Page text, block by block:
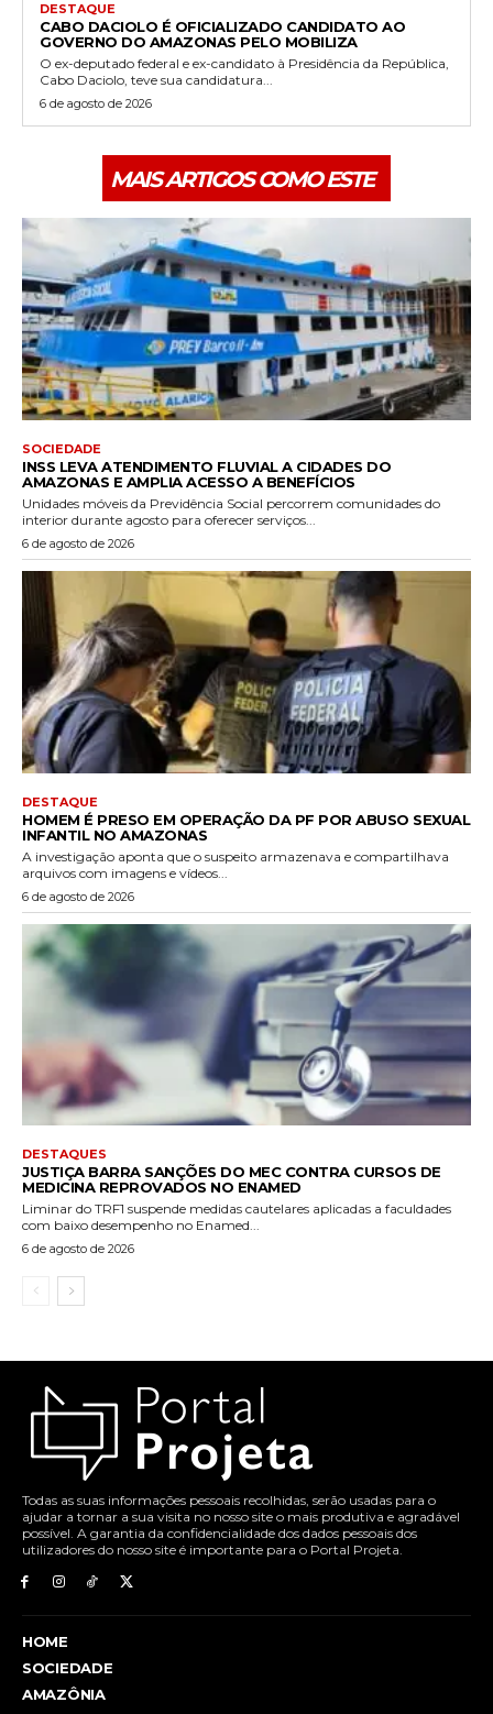
DESTAQUE
CABO DACIOLO É OFICIALIZADO CANDIDATO AO
GOVERNO DO AMAZONAS PELO MOBILIZA
O ex-deputado federal e ex-candidato à Presidência da República,
Cabo Daciolo, teve sua candidatura...
6 de agosto de 2026
MAIS ARTIGOS COMO ESTE
SOCIEDADE
INSS LEVA ATENDIMENTO FLUVIAL A CIDADES DO
AMAZONAS E AMPLIA ACESSO A BENEFÍCIOS
Unidades móveis da Previdência Social percorrem comunidades do
interior durante agosto para oferecer serviços...
6 de agosto de 2026
DESTAQUE
HOMEM É PRESO EM OPERAÇÃO DA PF POR ABUSO SEXUAL
INFANTIL NO AMAZONAS
A investigação aponta que o suspeito armazenava e compartilhava
arquivos com imagens e vídeos...
6 de agosto de 2026
DESTAQUES
JUSTIÇA BARRA SANÇÕES DO MEC CONTRA CURSOS DE
MEDICINA REPROVADOS NO ENAMED
Liminar do TRF1 suspende medidas cautelares aplicadas a faculdades
com baixo desempenho no Enamed...
6 de agosto de 2026
Todas as suas informações pessoais recolhidas, serão usadas para o
ajudar a tornar a sua visita no nosso site o mais produtiva e agradável
possível. A garantia da confidencialidade dos dados pessoais dos
utilizadores do nosso site é importante para o Portal Projeta.
HOME
SOCIEDADE
AMAZÔNIA